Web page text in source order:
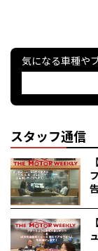
気になる車種や
スタッフ通信